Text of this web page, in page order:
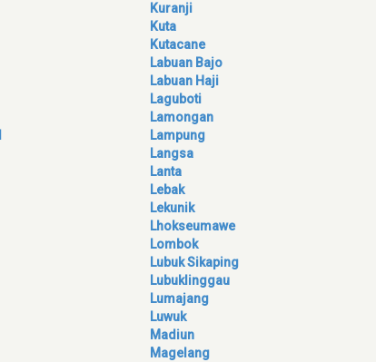
Kuranji
Kuta
Kutacane
Labuan Bajo
Labuan Haji
Laguboti
Lamongan
Lampung
Langsa
Lanta
Lebak
Lekunik
Lhokseumawe
Lombok
Lubuk Sikaping
Lubuklinggau
Lumajang
Luwuk
Madiun
Magelang